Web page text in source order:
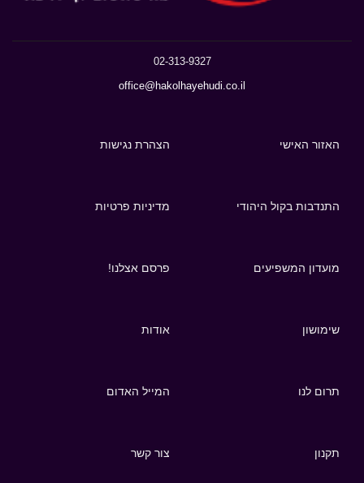
02-313-9327
office@hakolhayehudi.co.il
האזור האישי הצהרת נגישות
התנדבות בקול היהודי מדיניות פרטיות
מועדון המשפיעים פרסם אצלנו!
שימושון אודות
תרום לנו המייל האדום
תקנון צור קשר